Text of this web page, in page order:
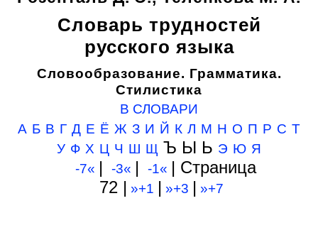
Словарь трудностей
русского языка
Словообразование. Грамматика.
Стилистика
В СЛОВАРИ
А Б В Г Д Е Ё Ж З И Й К Л М Н О П Р С Т
У Ф Х Ц Ч Ш Щ Ъ Ы Ь Э Ю Я
-7« | -3« | -1« | Cтраница
72 | »+1 | »+3 | »+7